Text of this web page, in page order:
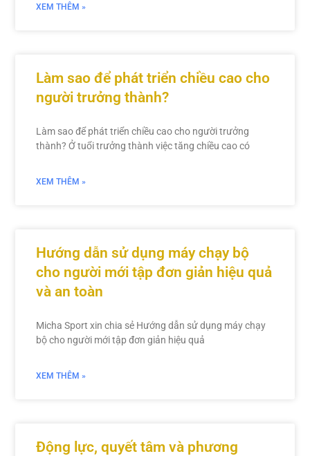
XEM THÊM »
Làm sao để phát triển chiều cao cho
người trưởng thành?
Làm sao để phát triển chiều cao cho người trưởng
thành? Ở tuổi trưởng thành việc tăng chiều cao có
XEM THÊM »
Hướng dẫn sử dụng máy chạy bộ
cho người mới tập đơn giản hiệu quả
và an toàn
Micha Sport xin chia sẻ Hướng dẫn sử dụng máy chạy
bộ cho người mới tập đơn giản hiệu quả
XEM THÊM »
Động lực, quyết tâm và phương